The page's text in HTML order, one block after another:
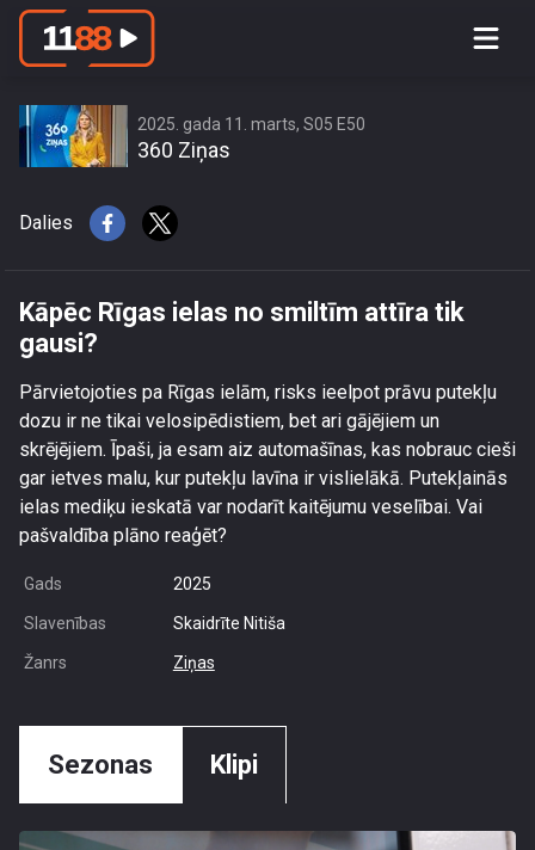
Kāpēc Rīgas ielas no smiltīm attīra tik
2025. gada 11. marts, S05 E50
360 Ziņas
Dalies
Kāpēc Rīgas ielas no smiltīm attīra tik
gausi?
Pārvietojoties pa Rīgas ielām, risks ieelpot prāvu putekļu
dozu ir ne tikai velosipēdistiem, bet ari gājējiem un
skrējējiem. Īpaši, ja esam aiz automašīnas, kas nobrauc cieši
gar ietves malu, kur putekļu lavīna ir vislielākā. Putekļainās
ielas mediķu ieskatā var nodarīt kaitējumu veselībai. Vai
pašvaldība plāno reaģēt?
Gads 2025
Slavenības Skaidrīte Nitiša
Žanrs Ziņas
Sezonas Klipi